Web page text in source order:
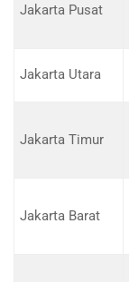
Jakarta Pusat
Jakarta Utara
Jakarta Timur
Jakarta Barat